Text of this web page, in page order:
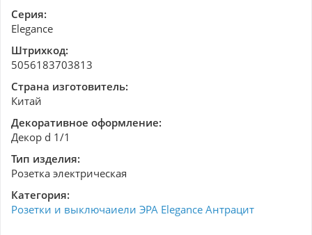
Серия:
Elegance
Штрихкод:
5056183703813
Страна изготовитель:
Китай
Декоративное оформление:
Декор d 1/1
Тип изделия:
Розетка электрическая
Категория:
Розетки и выключаиели ЭРА Elegance Антрацит